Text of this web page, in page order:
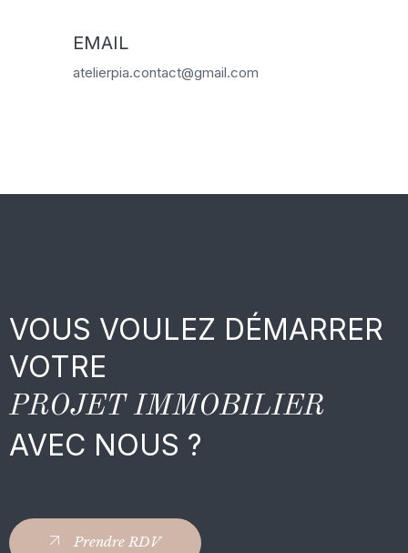
EMAIL
atelierpia.contact@gmail.com
VOUS VOULEZ DÉMARRER
VOTRE
PROJET IMMOBILIER
AVEC NOUS ?
Prendre RDV